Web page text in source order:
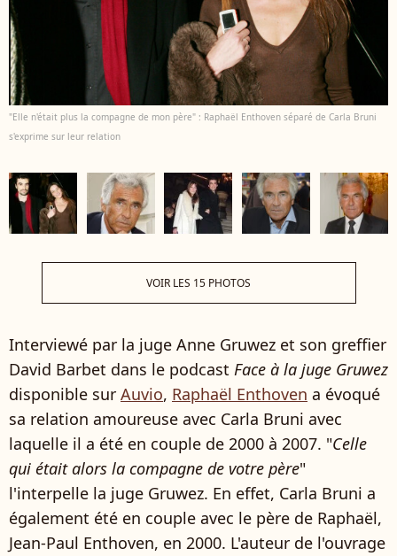
"Elle n'était plus la compagne de mon père" : Raphaël Enthoven séparé de Carla Bruni
s'exprime sur leur relation
VOIR LES 15 PHOTOS
Interviewé par la juge Anne Gruwez et son greffier
David Barbet dans le podcast Face à la juge Gruwez
disponible sur Auvio, Raphaël Enthoven a évoqué
sa relation amoureuse avec Carla Bruni avec
laquelle il a été en couple de 2000 à 2007. "Celle
qui était alors la compagne de votre père"
l'interpelle la juge Gruwez. En effet, Carla Bruni a
également été en couple avec le père de Raphaël,
Jean-Paul Enthoven, en 2000. L'auteur de l'ouvrage